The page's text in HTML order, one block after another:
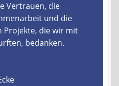
Vertrauen, die
und die
Projekte, die wir mit
bedanken.